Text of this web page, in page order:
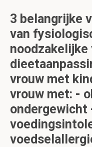
3 belangrijke
van
noodzakelijke
vrouw met
vrouw met: -
ondergewicht